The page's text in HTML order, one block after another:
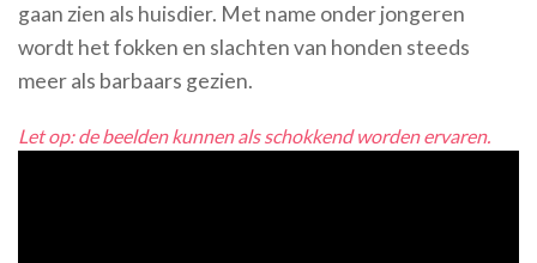
gaan zien als huisdier. Met name onder jongeren
wordt het fokken en slachten van honden steeds
meer als barbaars gezien.
Let op: de beelden kunnen als schokkend worden ervaren.